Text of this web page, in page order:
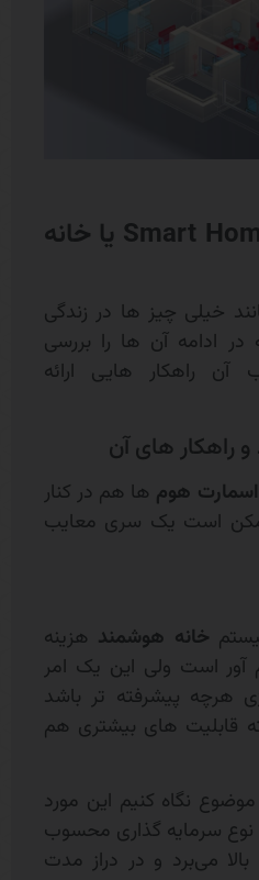
معایب و مزایای Smart Home یا خانه
خیلی چیز ها در زندگی
در ادامه آن ها را بررسی
آن راهکار هایی ارائه
راهکار های آن
اسمارت هوم ها هم در کنار
است یک سری معایب
خانه هوشمند هزینه
آور است ولی این یک امر
هرچه پیشرفته تر باشد
قابلیت های بیشتری هم
نگاه کنیم این مورد
سرمایه گذاری محسوب
می‌برد و در دراز مدت